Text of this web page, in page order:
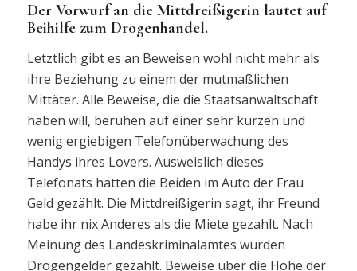
Der Vorwurf an die Mittdreißigerin lautet auf
Beihilfe zum Drogenhandel.
Letztlich gibt es an Beweisen wohl nicht mehr als
ihre Beziehung zu einem der mutmaßlichen
Mittäter. Alle Beweise, die die Staatsanwaltschaft
haben will, beruhen auf einer sehr kurzen und
wenig ergiebigen Telefonüberwachung des
Handys ihres Lovers. Ausweislich dieses
Telefonats hatten die Beiden im Auto der Frau
Geld gezählt. Die Mittdreißigerin sagt, ihr Freund
habe ihr nix Anderes als die Miete gezahlt. Nach
Meinung des Landeskriminalamtes wurden
Drogengelder gezählt. Beweise über die Höhe der